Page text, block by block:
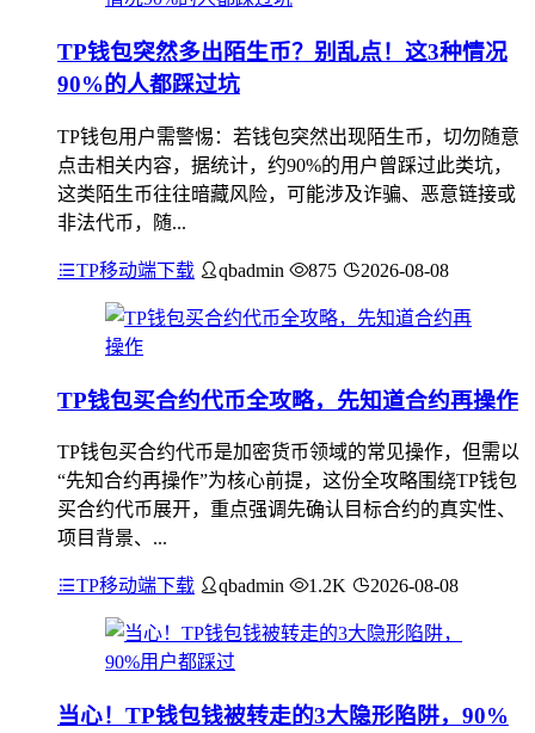
TP钱包突然多出陌生币？别乱点！这3种情况
90%的人都踩过坑
TP钱包用户需警惕：若钱包突然出现陌生币，切勿随意
点击相关内容，据统计，约90%的用户曾踩过此类坑，
这类陌生币往往暗藏风险，可能涉及诈骗、恶意链接或
非法代币，随...
TP移动端下载 qbadmin 875 2026-08-08
TP钱包买合约代币全攻略，先知道合约再操作
TP钱包买合约代币是加密货币领域的常见操作，但需以
“先知合约再操作”为核心前提，这份全攻略围绕TP钱包
买合约代币展开，重点强调先确认目标合约的真实性、
项目背景、...
TP移动端下载 qbadmin 1.2K 2026-08-08
当心！TP钱包钱被转走的3大隐形陷阱，90%